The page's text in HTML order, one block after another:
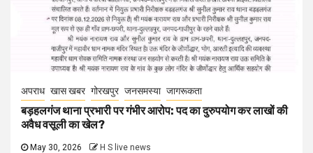
अपराध खास खबर गोरखपुर जनसमस्या जागरूकता
बड़हलगंज थाना प्रभारी पर गंभीर आरोप: पद का दुरुपयोग कर लाखों की
अवैध वसूली का खेल?
May 30, 2026 H S live news